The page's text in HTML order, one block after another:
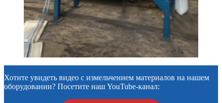
Хотите увидеть видео с измельчением материалов на нашем
оборудовании? Посетите наш YouTube-канал: